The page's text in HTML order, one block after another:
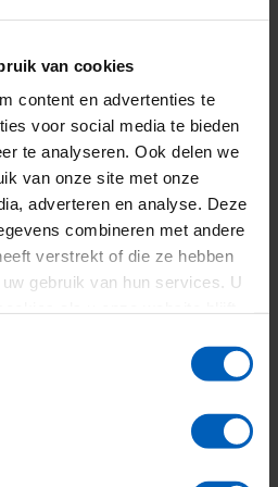
van cookies
content en advertenties te
voor social media te bieden
te analyseren. Ook delen we
van onze site met onze
adverteren en analyse. Deze
combineren met andere
verstrekt of die ze hebben
gebruik van hun services. U
aan de strengste emissie-
ook duurzaam en